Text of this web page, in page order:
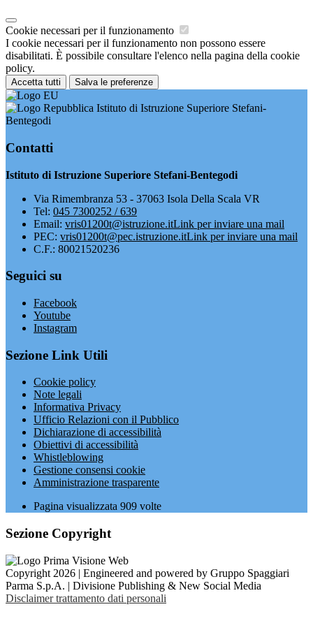
Cookie necessari per il funzionamento
I cookie necessari per il funzionamento non possono essere
disabilitati. È possibile consultare l'elenco nella pagina della cookie
policy.
Accetta tutti Salva le preferenze
Istituto di Istruzione Superiore Stefani-
Bentegodi
Contatti
Istituto di Istruzione Superiore Stefani-Bentegodi
Via Rimembranza 53 - 37063 Isola Della Scala VR
Tel: 045 7300252 / 639
Email: vris01200t@istruzione.itLink per inviare una mail
PEC: vris01200t@pec.istruzione.itLink per inviare una mail
C.F.: 80021520236
Seguici su
Facebook
Youtube
Instagram
Sezione Link Utili
Cookie policy
Note legali
Informativa Privacy
Ufficio Relazioni con il Pubblico
Dichiarazione di accessibilità
Obiettivi di accessibilità
Whistleblowing
Gestione consensi cookie
Amministrazione trasparente
Pagina visualizzata 909 volte
Sezione Copyright
Copyright 2026 | Engineered and powered by Gruppo Spaggiari
Parma S.p.A. | Divisione Publishing & New Social Media
Disclaimer trattamento dati personali